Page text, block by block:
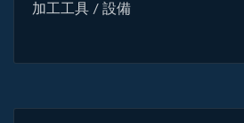
加工工具 / 設備